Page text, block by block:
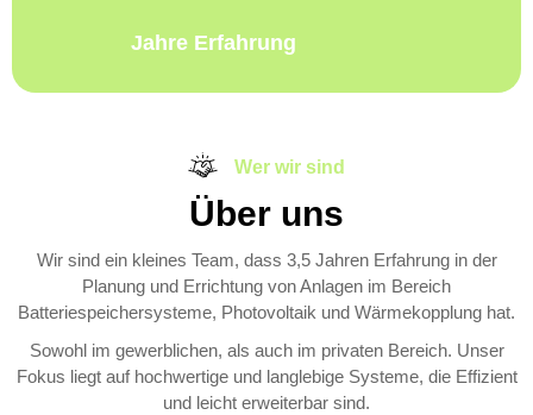
Jahre Erfahrung
Wer wir sind
Über uns
Wir sind ein kleines Team, dass 3,5 Jahren Erfahrung in der
Planung und Errichtung von Anlagen im Bereich
Batteriespeichersysteme, Photovoltaik und Wärmekopplung hat.
Sowohl im gewerblichen, als auch im privaten Bereich. Unser
Fokus liegt auf hochwertige und langlebige Systeme, die Effizient
und leicht erweiterbar sind.